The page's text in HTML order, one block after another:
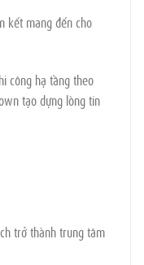
kết mang đến cho
công hạ tầng theo
tạo dựng lòng tin
trở thành trung tâm